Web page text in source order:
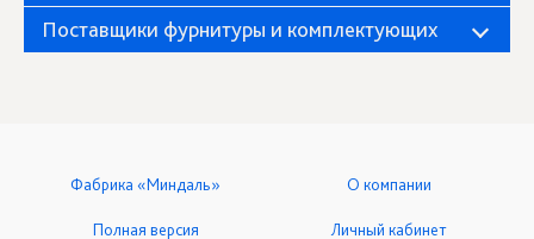
Поставщики фурнитуры и комплектующих
Фабрика «Миндаль» О компании
Полная версия Личный кабинет